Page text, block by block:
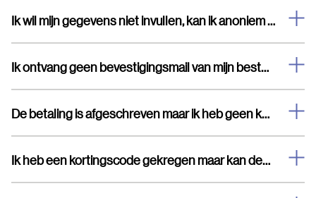
Ik wil mijn gegevens niet invullen, kan ik anoniem bestellen?
Ik ontvang geen bevestigingsmail van mijn bestelling
De betaling is afgeschreven maar ik heb geen kaarten en geen bevestigingsmail ontvangen.
Ik heb een kortingscode gekregen maar kan deze niet invullen